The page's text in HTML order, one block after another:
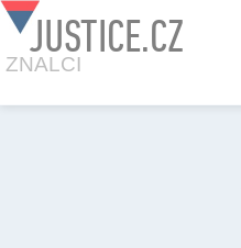
JUSTICE.CZ
ZNALCI